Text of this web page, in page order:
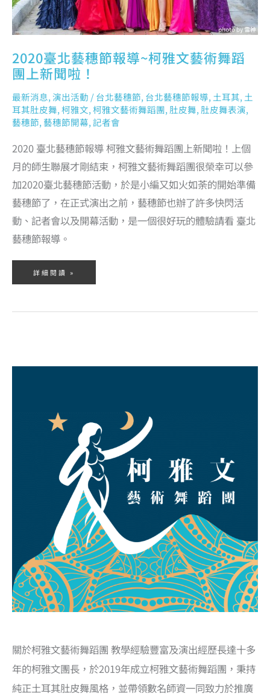
2020臺北藝穗節報導~柯雅文藝術舞蹈
團上新聞啦！
最新消息,演出活動 /台北藝穗節, 台北藝穗節報導, 土耳其, 土
耳其肚皮舞,柯雅文,柯雅文藝術舞蹈團, 肚皮舞, 肚皮舞表演,
藝穗節,藝穗節開幕,記者會
2020 臺北藝穗節報導 柯雅文藝術舞蹈團上新聞啦！上個
月的師生聯展才剛結束，柯雅文藝術舞蹈團很榮幸可以參
加2020臺北藝穗節活動，於是小編又如火如荼的開始準備
藝穗節了，在正式演出之前，藝穗節也辦了許多快閃活
動、記者會以及開幕活動，是一個很好玩的體驗請看 臺北
藝穗節報導。
詳細閱讀 »
關於柯雅文藝術舞蹈團 教學經驗豐富及演出經歷長達十多
年的柯雅文團長，於2019年成立柯雅文藝術舞蹈團，秉持
純正土耳其肚皮舞風格，並帶領數名師資一同致力於推廣